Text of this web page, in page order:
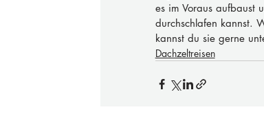
es im Voraus aufbaust
durchschlafen kannst.
kannst du sie gerne
Dachzeltreisen